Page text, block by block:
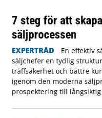
7 steg för att
säljprocessen
EXPERTRÅD
En effektiv
säljchefer en tydlig
träffsäkerhet och bättre
igenom den moderna
prospektering till